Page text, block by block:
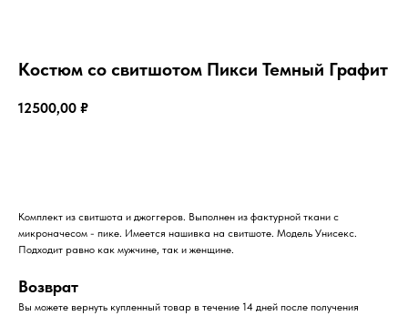
Костюм со свитшотом Пикси Темный Графит
12500,00 ₽
Комплект из свитшота и джоггеров. Выполнен из фактурной ткани с
микроначесом - пике. Имеется нашивка на свитшоте. Модель Унисекс.
Подходит равно как мужчине, так и женщине.
Возврат
Вы можете вернуть купленный товар в течение 14 дней после получения